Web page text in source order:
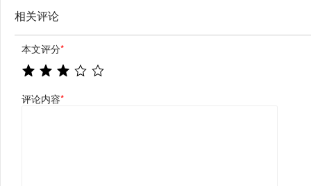
相关评论
本文评分*
评论内容*